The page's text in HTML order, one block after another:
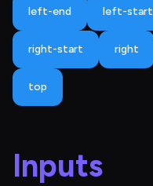
left-end left-start
right-start right
top
Inputs